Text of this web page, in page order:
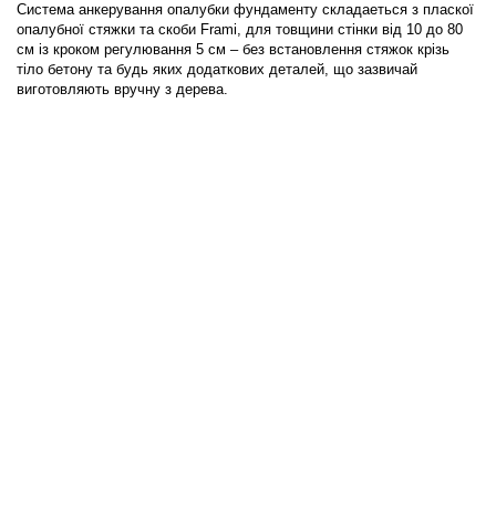
Система анкерування опалубки фундаменту складаеться з пласкої
опалубної стяжки та скоби Frami, для товщини стінки від 10 до 80
см із кроком регулювання 5 см – без встановлення стяжок крізь
тіло бетону та будь яких додаткових деталей, що зазвичай
виготовляють вручну з дерева.